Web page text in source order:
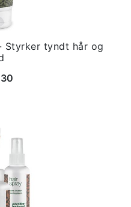
Styrker tyndt hår og